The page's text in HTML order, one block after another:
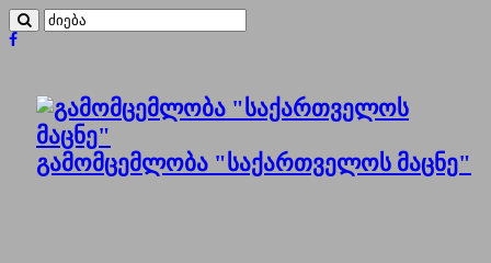
გამომცემლობა "საქართველოს მაცნე"